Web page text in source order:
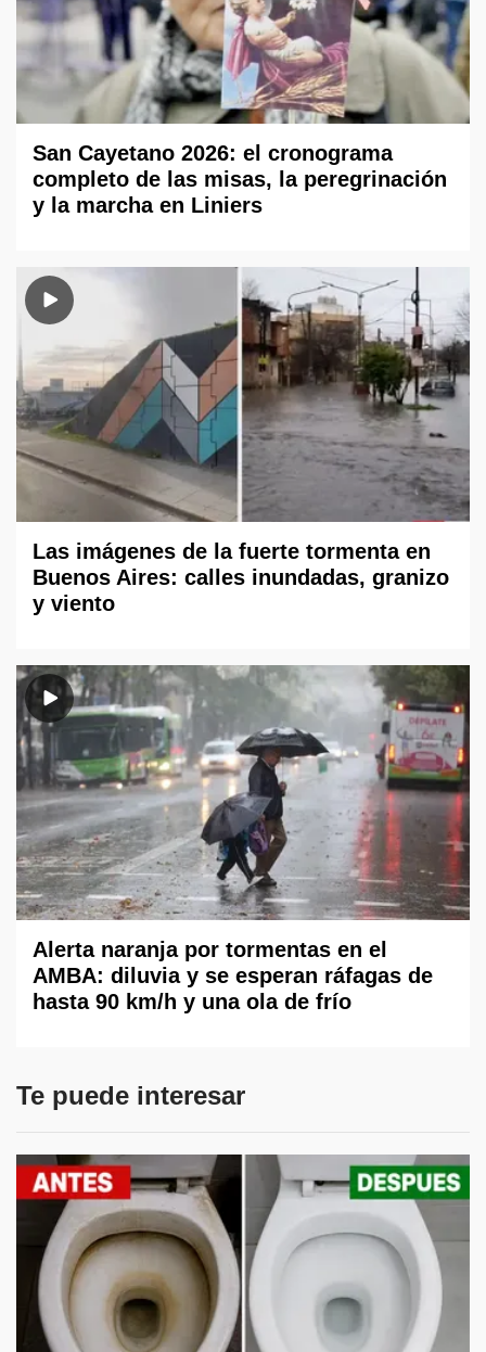
San Cayetano 2026: el cronograma
completo de las misas, la peregrinación
y la marcha en Liniers
Las imágenes de la fuerte tormenta en
Buenos Aires: calles inundadas, granizo
y viento
Alerta naranja por tormentas en el
AMBA: diluvia y se esperan ráfagas de
hasta 90 km/h y una ola de frío
Te puede interesar